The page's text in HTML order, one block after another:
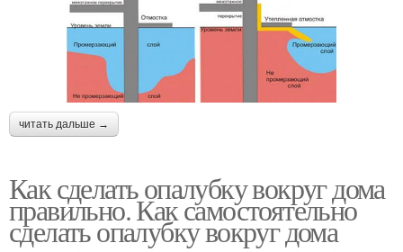
читать дальше →
Как сделать опалубку вокруг дома
правильно. Как самостоятельно
сделать опалубку вокруг дома